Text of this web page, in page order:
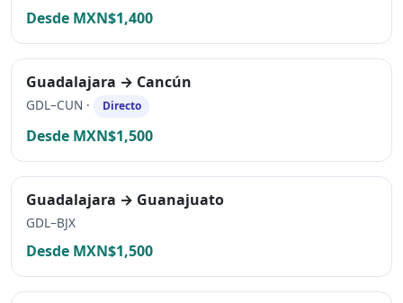
Desde MXN$1,400
Guadalajara → Cancún
GDL–CUN · Directo
Desde MXN$1,500
Guadalajara → Guanajuato
GDL–BJX
Desde MXN$1,500